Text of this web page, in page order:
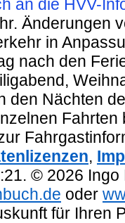
an die HVV-
Änderungen
in
nach den
den Nächten
,
© 2026
oder
für Ihren